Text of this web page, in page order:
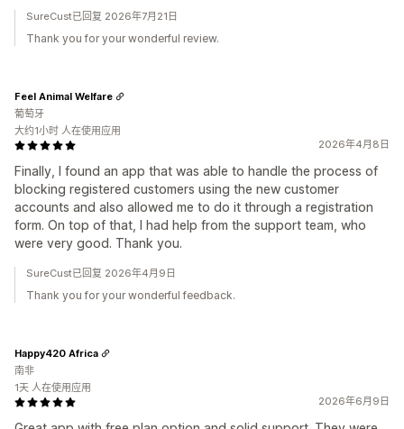
SureCust已回复 2026年7月21日
Thank you for your wonderful review.
2026年4月8日
Finally, I found an app that was able to handle the process of
blocking registered customers using the new customer
accounts and also allowed me to do it through a registration
form. On top of that, I had help from the support team, who
were very good. Thank you.
Feel Animal Welfare
葡萄牙
大约1小时 人在使用应用
SureCust已回复 2026年4月9日
Thank you for your wonderful feedback.
2026年6月9日
Happy420 Africa
南非
1天 人在使用应用